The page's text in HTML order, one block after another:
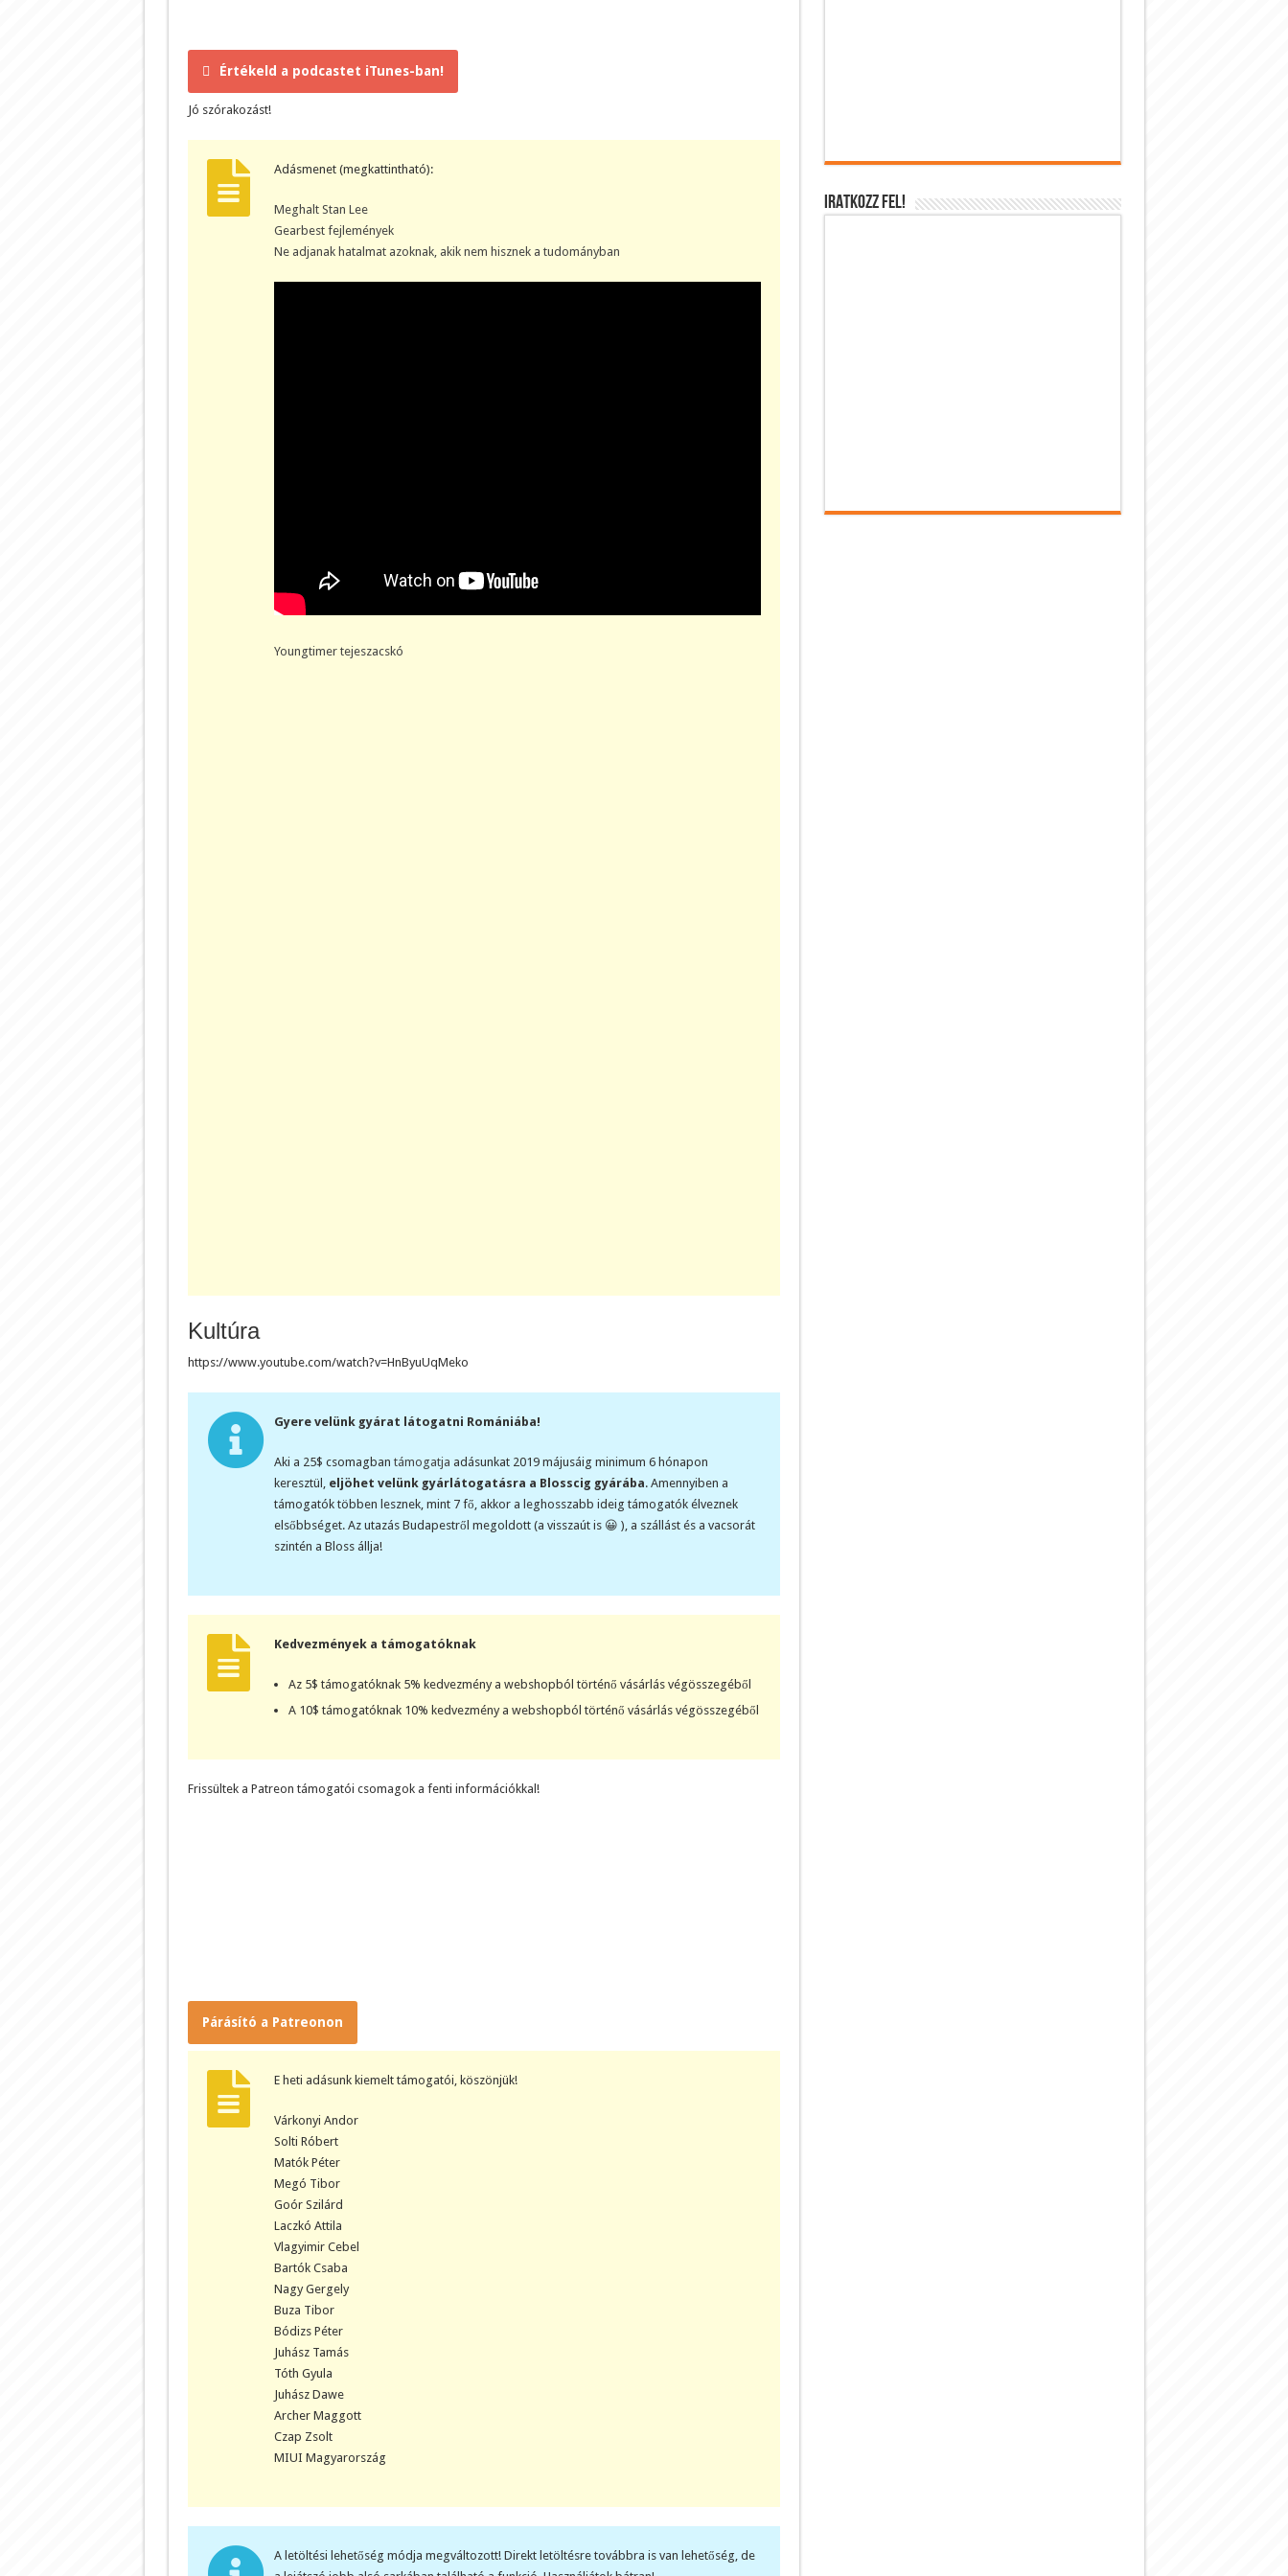
Értékeld a podcastet iTunes-ban!
Jó szórakozást!
Adásmenet (megkattintható):
Meghalt Stan Lee
Gearbest fejlemények
Ne adjanak hatalmat azoknak, akik nem hisznek a tudományban
Youngtimer tejeszacskó
Kultúra
https://www.youtube.com/watch?v=HnByuUqMeko
Gyere velünk gyárat látogatni Romániába!
Aki a 25$ csomagban támogatja adásunkat 2019 májusáig minimum 6 hónapon
keresztül, eljöhet velünk gyárlátogatásra a Blosscig gyárába. Amennyiben a
támogatók többen lesznek, mint 7 fő, akkor a leghosszabb ideig támogatók élveznek
elsőbbséget. Az utazás Budapestről megoldott (a visszaút is 😀 ), a szállást és a vacsorát
szintén a Bloss állja!
Kedvezmények a támogatóknak
Az 5$ támogatóknak 5% kedvezmény a webshopból történő vásárlás végösszegéből
A 10$ támogatóknak 10% kedvezmény a webshopból történő vásárlás végösszegéből
Frissültek a Patreon támogatói csomagok a fenti információkkal!
Párásító a Patreonon
E heti adásunk kiemelt támogatói, köszönjük!
Várkonyi Andor
Solti Róbert
Matók Péter
Megó Tibor
Goór Szilárd
Laczkó Attila
Vlagyimir Cebel
Bartók Csaba
Nagy Gergely
Buza Tibor
Bódizs Péter
Juhász Tamás
Tóth Gyula
Juhász Dawe
Archer Maggott
Czap Zsolt
MIUI Magyarország
A letöltési lehetőség módja megváltozott! Direkt letöltésre továbbra is van lehetőség, de
IRATKOZZ FEL!